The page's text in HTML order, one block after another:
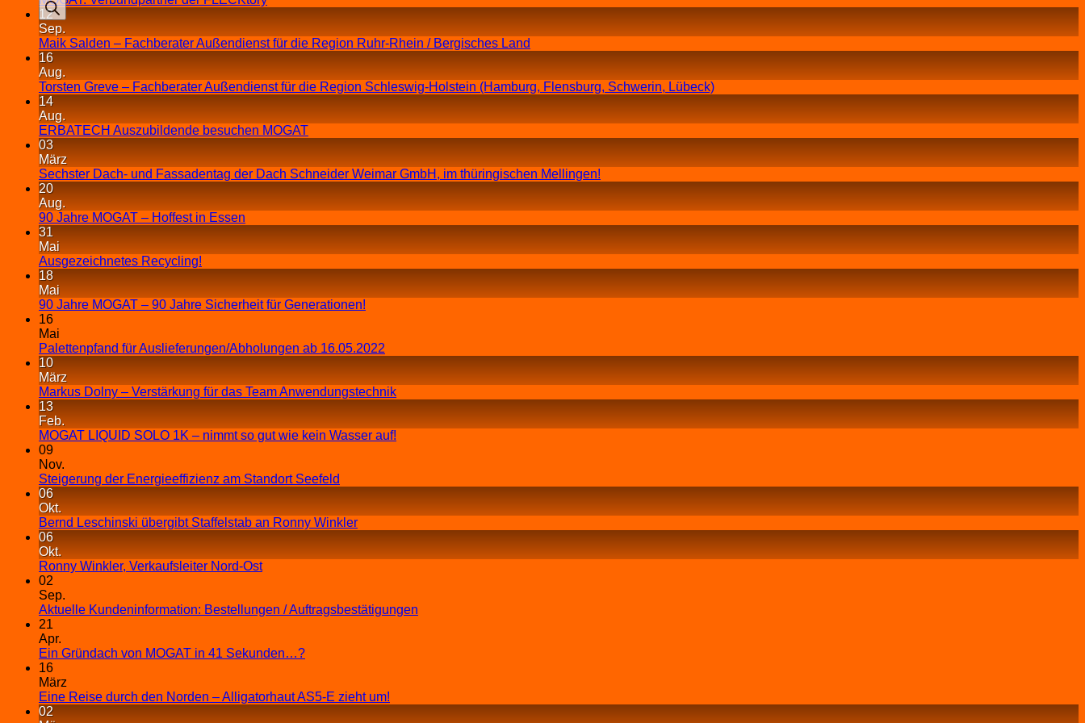
12
Sep.
Maik Salden – Fachberater Außendienst für die Region Ruhr-Rhein / Bergisches Land
16
Aug.
Torsten Greve – Fachberater Außendienst für die Region Schleswig-Holstein (Hamburg, Flensburg, Schwerin, Lübeck)
14
Aug.
ERBATECH Auszubildende besuchen MOGAT
03
März
Sechster Dach- und Fassadentag der Dach Schneider Weimar GmbH, im thüringischen Mellingen!
20
Aug.
90 Jahre MOGAT – Hoffest in Essen
31
Mai
Ausgezeichnetes Recycling!
18
Mai
90 Jahre MOGAT – 90 Jahre Sicherheit für Generationen!
16
Mai
Palettenpfand für Auslieferungen/Abholungen ab 16.05.2022
10
März
Markus Dolny – Verstärkung für das Team Anwendungstechnik
13
Feb.
MOGAT LIQUID SOLO 1K – nimmt so gut wie kein Wasser auf!
09
Nov.
Steigerung der Energieeffizienz am Standort Seefeld
06
Okt.
Bernd Leschinski übergibt Staffelstab an Ronny Winkler
06
Okt.
Ronny Winkler, Verkaufsleiter Nord-Ost
02
Sep.
Aktuelle Kundeninformation: Bestellungen / Auftragsbestätigungen
21
Apr.
Ein Gründach von MOGAT in 41 Sekunden…?
16
März
Eine Reise durch den Norden – Alligatorhaut AS5-E zieht um!
02